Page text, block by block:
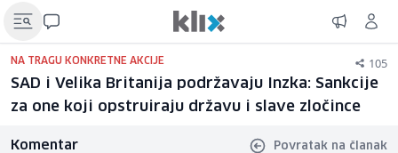
NA TRAGU KONKRETNE AKCIJE 105
SAD i Velika Britanija podržavaju Inzka: Sankcije
za one koji opstruiraju državu i slave zločince
Komentar Povratak na članak